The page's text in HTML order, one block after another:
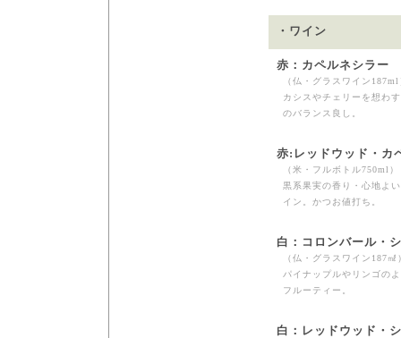
・ワイン
赤：カペルネシラー
（仏・グラスワイン187ml
カシスやチェリーを想わ
のバランス良し。
赤:レッドウッド・カ
（米・フルボトル750ml）
黒系果実の香り・心地よ
イン。かつお値打ち。
白：コロンバール・
（仏・グラスワイン187㎖
パイナップルやリンゴの
フルーティー。
白：レッドウッド・